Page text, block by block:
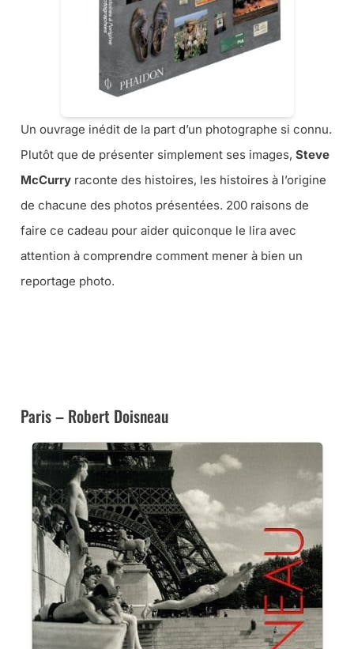
Un ouvrage inédit de la part d’un photographe si connu.
Plutôt que de présenter simplement ses images, Steve
McCurry raconte des histoires, les histoires à l’origine
de chacune des photos présentées. 200 raisons de
faire ce cadeau pour aider quiconque le lira avec
attention à comprendre comment mener à bien un
reportage photo.
Paris – Robert Doisneau